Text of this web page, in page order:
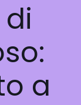
a